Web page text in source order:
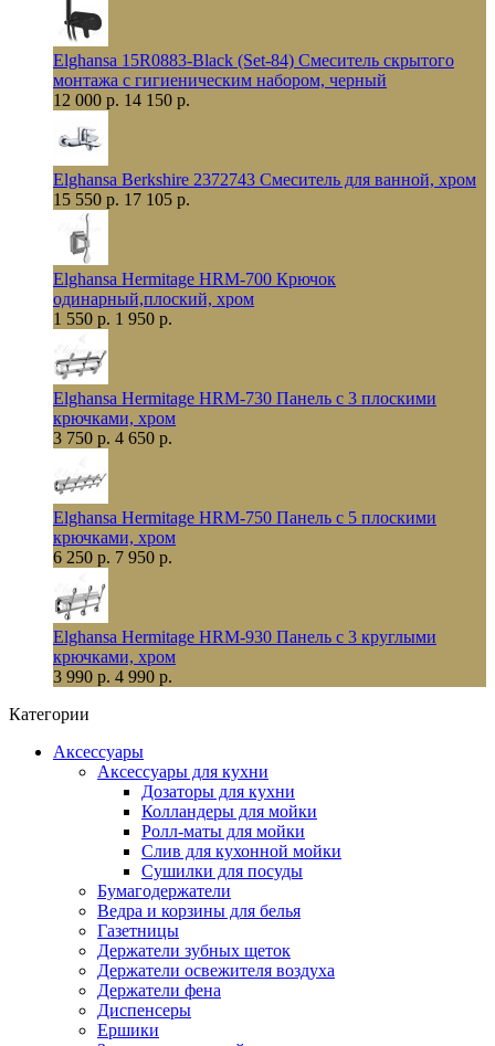
Elghansa 15R0883-Black (Set-84) Смеситель скрытого
монтажа с гигиеническим набором, черный
12 000 р. 14 150 р.
Elghansa Berkshire 2372743 Смеситель для ванной, хром
15 550 р. 17 105 р.
Elghansa Hermitage HRM-700 Крючок
одинарный,плоский, хром
1 550 р. 1 950 р.
Elghansa Hermitage HRM-730 Панель с 3 плоскими
крючками, хром
3 750 р. 4 650 р.
Elghansa Hermitage HRM-750 Панель с 5 плоскими
крючками, хром
6 250 р. 7 950 р.
Elghansa Hermitage HRM-930 Панель с 3 круглыми
крючками, хром
3 990 р. 4 990 р.
Категории
Аксессуары
Аксессуары для кухни
Дозаторы для кухни
Колландеры для мойки
Ролл-маты для мойки
Слив для кухонной мойки
Сушилки для посуды
Бумагодержатели
Ведра и корзины для белья
Газетницы
Держатели зубных щеток
Держатели освежителя воздуха
Держатели фена
Диспенсеры
Ершики